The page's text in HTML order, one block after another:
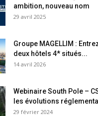
ambition, nouveau nom
29 avril 2025
Groupe MAGELLIM :
deux hôtels 4* situés...
14 avril 2026
Webinaire South Pole –
les évolutions
29 février 2024